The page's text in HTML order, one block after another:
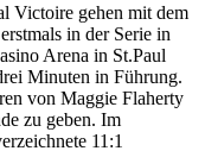
Victoire gehen mit dem
in der Serie in
Arena in St.Paul
Minuten in Führung.
von Maggie Flaherty
zu geben. Im
11:1